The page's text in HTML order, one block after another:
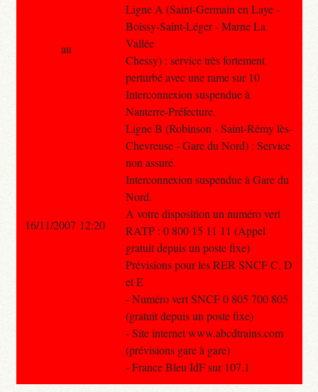
Ligne A (Saint-Germain en Laye -
Boissy-Saint-Léger - Marne La
Vallée
Chessy) : service très fortement
perturbé avec une rame sur 10
Interconnexion suspendue à
Nanterre-Préfecture.
Ligne B (Robinson - Saint-Rémy lès-
Chevreuse - Gare du Nord) : Service
non assuré.
Interconnexion suspendue à Gare du
Nord.
A votre disposition un numéro vert
RATP : 0 800 15 11 11 (Appel
gratuit depuis un poste fixe)
Prévisions pour les RER SNCF C, D
et E
- Numéro vert SNCF 0 805 700 805
(gratuit depuis un poste fixe)
- Site internet www.abcdtrains.com
(prévisions gare à gare)
- France Bleu IdF sur 107.1
au
16/11/2007 12:20